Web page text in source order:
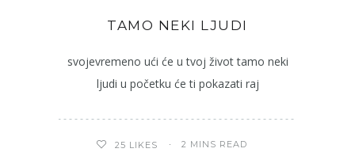
TAMO NEKI LJUDI
svojevremeno ući će u tvoj život tamo neki
ljudi u početku će ti pokazati raj
25 LIKES 2 MINS READ